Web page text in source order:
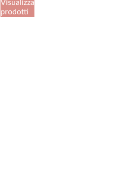
Visualizza
prodotti